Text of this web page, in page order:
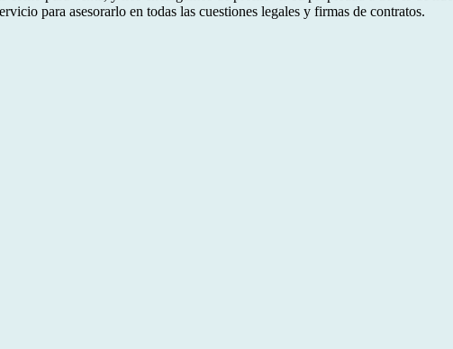
para asesorarlo en todas las cuestiones legales y firmas de contratos.